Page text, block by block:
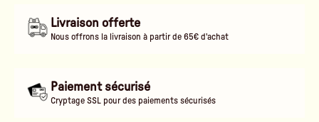
Livraison offerte
Nous offrons la livraison à partir de 65€ d'achat
Paiement sécurisé
Cryptage SSL pour des paiements sécurisés